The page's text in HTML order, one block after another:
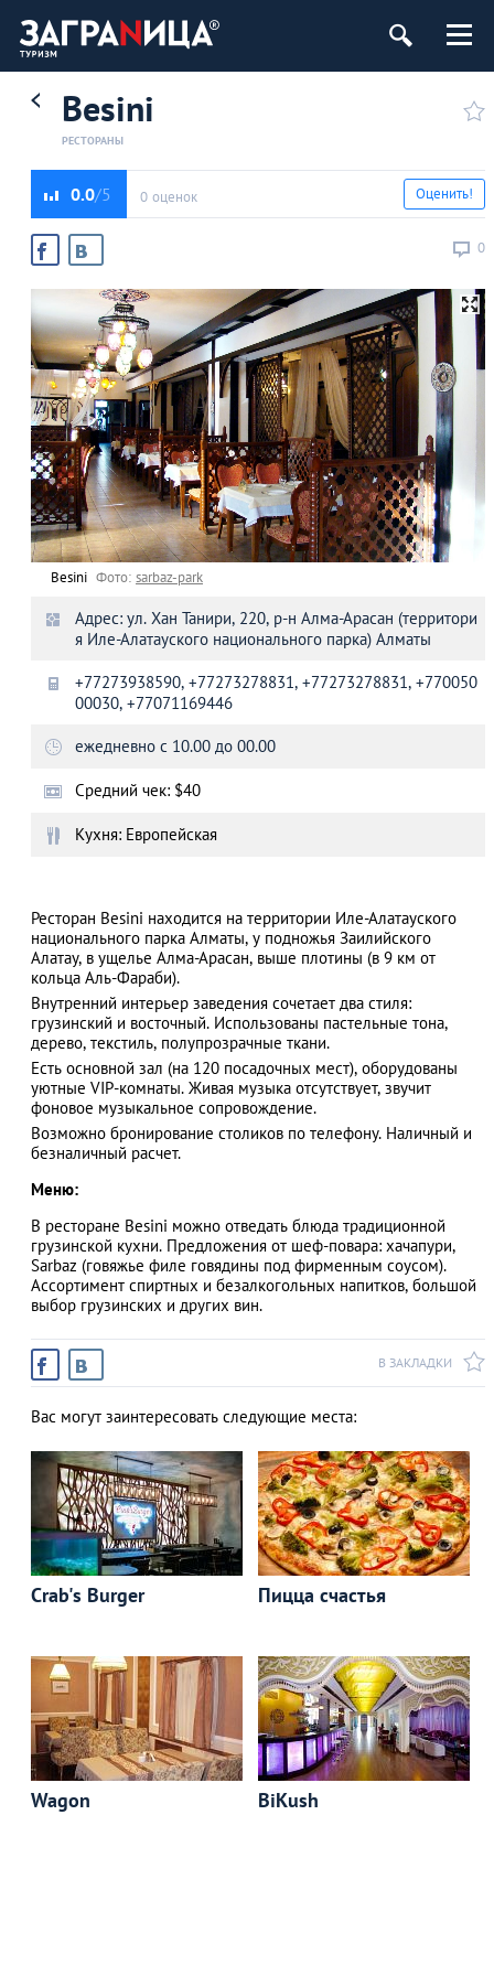
АЗАД
Besini
РЕСТОРАНЫ
0.0 0 оценок
0
Оценить!
Besini Фото:sarbaz-park
Адрес: ул. Хан Танири, 220, р-н Алма-Арасан (территори
я Иле-Алатауского национального парка) Алматы
+77273938590, +77273278831, +77273278831, +770050
00030, +77071169446
ежедневно с 10.00 до 00.00
Средний чек: $40
Кухня: Европейская
Ресторан Besini находится на территории Иле-Алатауского
национального парка Алматы, у подножья Заилийского
Алатау, в ущелье Алма-Арасан, выше плотины (в 9 км от
кольца Аль-Фараби).
Внутренний интерьер заведения сочетает два стиля:
грузинский и восточный. Использованы пастельные тона,
дерево, текстиль, полупрозрачные ткани.
Есть основной зал (на 120 посадочных мест), оборудованы
уютные VIP-комнаты. Живая музыка отсутствует, звучит
фоновое музыкальное сопровождение.
Возможно бронирование столиков по телефону. Наличный и
безналичный расчет.
Меню:
В ресторане Besini можно отведать блюда традиционной
грузинской кухни. Предложения от шеф-повара: хачапури,
Sarbaz (говяжье филе говядины под фирменным соусом).
Ассортимент спиртных и безалкогольных напитков, большой
выбор грузинских и других вин.
В ЗАКЛАДКИ
Вас могут заинтересовать следующие места:
Crab's Burger Пицца счастья
Wagon BiKush